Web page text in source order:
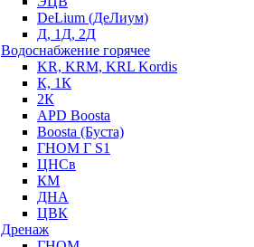
DeLium (ДеЛиум)
Д, 1Д, 2Д
Водоснабжение горячее
KR, KRM, KRL Kordis
К, 1К
2К
APD Boosta
Boosta (Буста)
ГНОМ Г S1
ЦНСв
КМ
ДНА
ЦВК
Дренаж